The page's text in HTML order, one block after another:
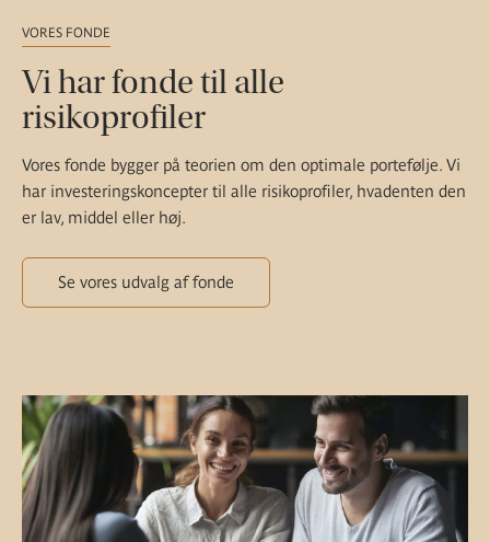
VORES FONDE
Vi har fonde til alle
risikoprofiler
Vores fonde bygger på teorien om den optimale portefølje. Vi
har investeringskoncepter til alle risikoprofiler, hvadenten den
er lav, middel eller høj.
Se vores udvalg af fonde